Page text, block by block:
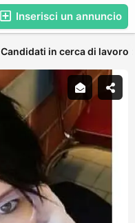
Inserisci un annuncio
Candidati in cerca di lavoro